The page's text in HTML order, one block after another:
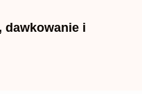
dawkowanie i